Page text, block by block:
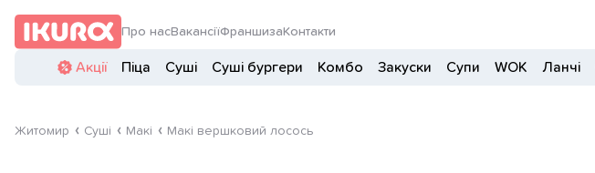
Про насВакансіїФраншиза Контакти
Акції Піца Суші Суші бургери Комбо Закуски Супи WOK Ланчі
Житомир Суші Макі Макі вершковий лосось